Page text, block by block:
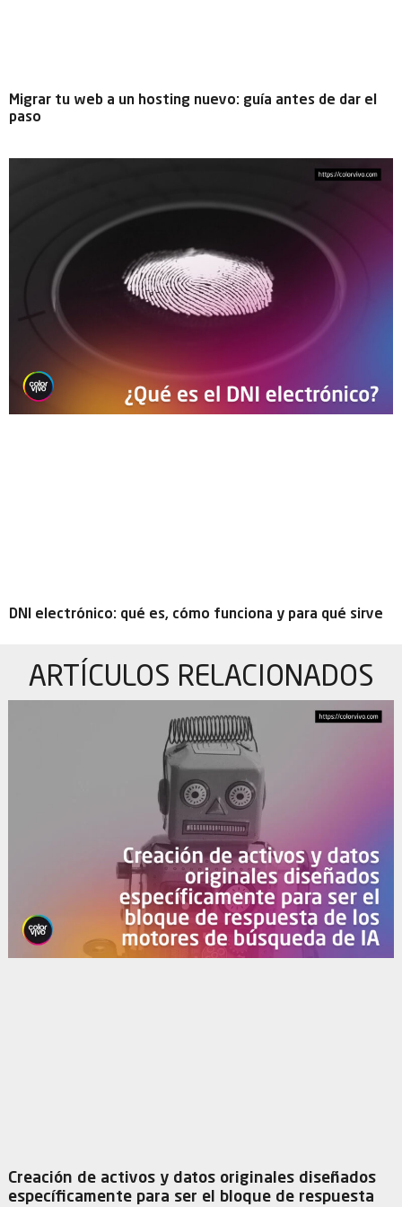
Migrar tu web a un hosting nuevo: guía antes de dar el
paso
DNI electrónico: qué es, cómo funciona y para qué sirve
ARTÍCULOS RELACIONADOS
Creación de activos y datos originales diseñados
específicamente para ser el bloque de respuesta